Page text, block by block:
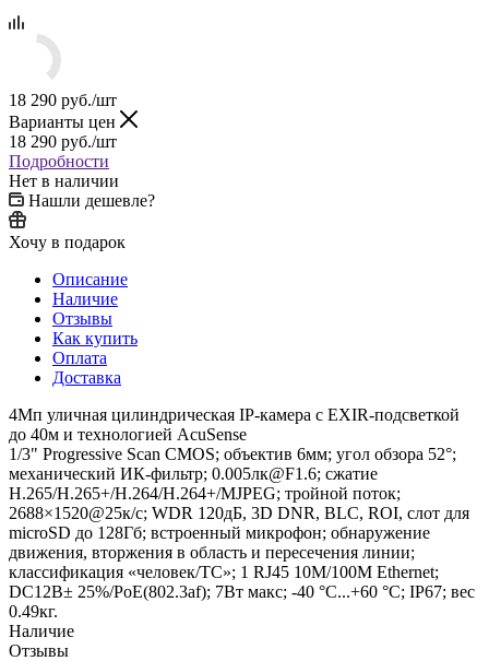
18 290 руб./шт
Варианты цен
18 290 руб./шт
Подробности
Нет в наличии
Нашли дешевле?
Хочу в подарок
Описание
Наличие
Отзывы
Как купить
Оплата
Доставка
4Мп уличная цилиндрическая IP-камера с EXIR-подсветкой
до 40м и технологией AcuSense
1/3" Progressive Scan CMOS; объектив 6мм; угол обзора 52°;
механический ИК-фильтр; 0.005лк@F1.6; сжатие
H.265/H.265+/H.264/H.264+/MJPEG; тройной поток;
2688×1520@25к/с; WDR 120дБ, 3D DNR, BLC, ROI, слот для
microSD до 128Гб; встроенный микрофон; обнаружение
движения, вторжения в область и пересечения линии;
классификация «человек/ТС»; 1 RJ45 10M/100M Ethernet;
DC12В± 25%/PoE(802.3af); 7Вт макс; -40 °C...+60 °C; IP67; вес
0.49кг.
Наличие
Отзывы